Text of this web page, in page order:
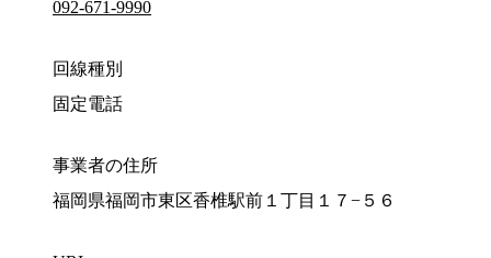
092-671-9990
回線種別
固定電話
事業者の住所
福岡県福岡市東区香椎駅前１丁目１７−５６